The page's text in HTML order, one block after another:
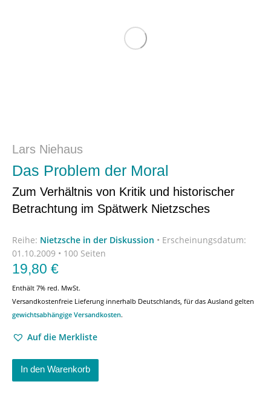
Lars Niehaus
Das Problem der Moral
Zum Verhältnis von Kritik und historischer
Betrachtung im Spätwerk Nietzsches
Reihe: Nietzsche in der Diskussion • Erscheinungsdatum:
01.10.2009 • 100 Seiten
19,80 €
Enthält 7% red. MwSt.
Versandkostenfreie Lieferung innerhalb Deutschlands, für das Ausland gelten
gewichtsabhängige Versandkosten.
Auf die Merkliste
In den Warenkorb